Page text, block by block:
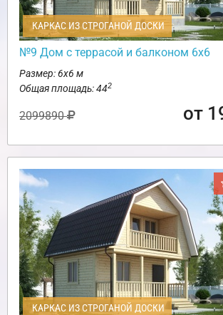
КАРКАС ИЗ СТРОГАНОЙ ДОСКИ
№9 Дом с террасой и балконом 6х6
Размер: 6х6 м
Общая площадь: 442
2099890 от
КАРКАС ИЗ СТРОГАНОЙ ДОСКИ